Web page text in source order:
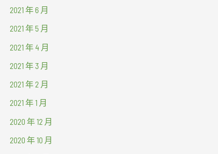
2021 年 6 月
2021 年 5 月
2021 年 4 月
2021 年 3 月
2021 年 2 月
2021 年 1 月
2020 年 12 月
2020 年 10 月